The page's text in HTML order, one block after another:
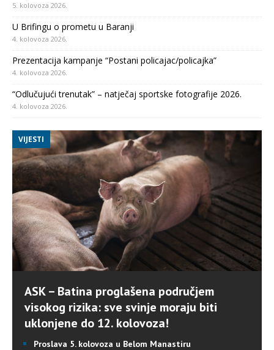
5. kolovoza 2026.
U Brifingu o prometu u Baranji
4. kolovoza 2026.
Prezentacija kampanje “Postani policajac/policajka”
4. kolovoza 2026.
“Odlučujući trenutak” – natječaj sportske fotografije 2026.
4. kolovoza 2026.
VIJESTI
ASK – Batina proglašena područjem
visokog rizika: sve svinje moraju biti
uklonjene do 12. kolovoza!
Proslava 5. kolovoza u Belom Manastiru